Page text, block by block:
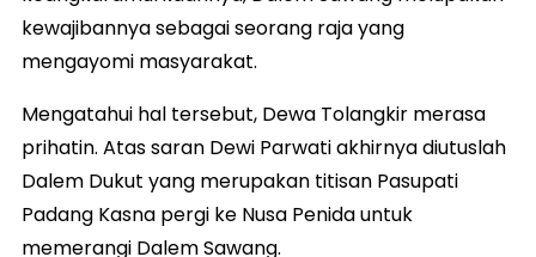
kewajibannya sebagai seorang raja yang
mengayomi masyarakat.
Mengatahui hal tersebut, Dewa Tolangkir merasa
prihatin. Atas saran Dewi Parwati akhirnya diutuslah
Dalem Dukut yang merupakan titisan Pasupati
Padang Kasna pergi ke Nusa Penida untuk
memerangi Dalem Sawang.